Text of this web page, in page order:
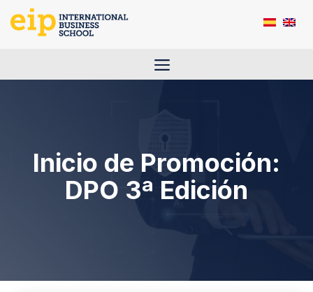
Saltar
Menú
Inicio de Promoción:
DPO 3ª Edición